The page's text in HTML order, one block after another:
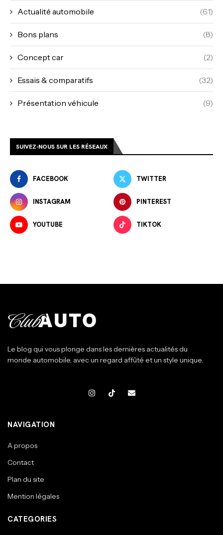
Actualité automobile (61)
Bons plans (8)
Concept car (2)
Essais & comparatifs (32)
Présentation véhicule (9)
SUIVEZ-NOUS SUR LES RÉSEAUX
FACEBOOK TWITTER
INSTAGRAM PINTEREST
YOUTUBE TIKTOK
Le blog qui vous plonge dans les dernières actualités du
monde automobile, avec un regard affûté et un style unique.
NAVIGATION
A propos
Contact
Plan du site
Mention légales
CATEGORIES